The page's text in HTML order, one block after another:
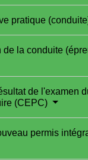
pratique
de la conduite
de l'examen
(CEPC)
permis